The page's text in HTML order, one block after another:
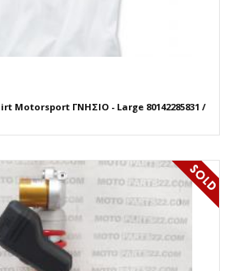
Motorsport ΓΝΗΣΙΟ - Large 80142285831 /